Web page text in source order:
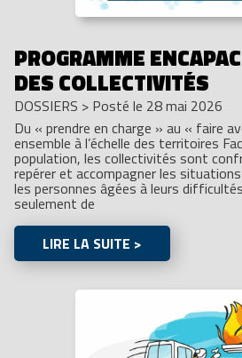
PROGRAMME
DES COLLECTIVITÉS
DOSSIERS > Posté le 28 mai 2026
Du « prendre en charge » au « faire
ensemble à l’échelle des territoires
population, les collectivités sont
repérer et accompagner les
les personnes âgées à leurs
seulement de
LIRE LA SUITE >